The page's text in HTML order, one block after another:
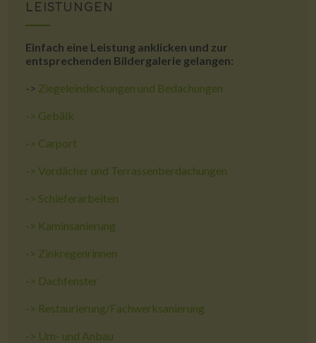
LEISTUNGEN
Einfach eine Leistung anklicken und zur
entsprechenden Bildergalerie gelangen:
-> Ziegeleindeckungen und Bedachungen
-> Gebälk
-> Carport
->Vordächer und Terrassenberdachungen
-> Schieferarbeiten
-> Kaminsanierung
-> Zinkregenrinnen
-> Dachfenster
-> Restaurierung/Fachwerksanierung
-> Um- und Anbau